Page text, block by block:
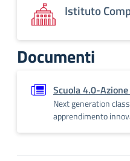
Istituto
Documenti
Scuola 4.0-Azione
Next generation
apprendimento